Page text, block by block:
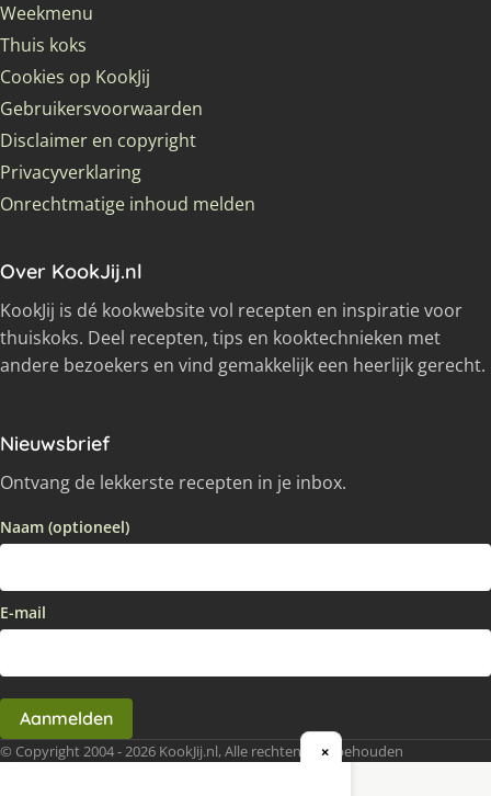
Weekmenu
Thuis koks
Cookies op KookJij
Gebruikersvoorwaarden
Disclaimer en copyright
Privacyverklaring
Onrechtmatige inhoud melden
Over KookJij.nl
KookJij is dé kookwebsite vol recepten en inspiratie voor
thuiskoks. Deel recepten, tips en kooktechnieken met
andere bezoekers en vind gemakkelijk een heerlijk gerecht.
Nieuwsbrief
Ontvang de lekkerste recepten in je inbox.
Naam (optioneel)
E-mail
Aanmelden
© Copyright 2004 - 2026 KookJij.nl, Alle rechten voorbehouden
×